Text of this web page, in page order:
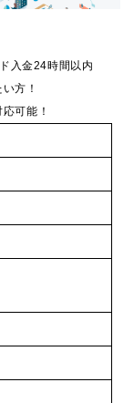
入金24時間以内
方！
可能！